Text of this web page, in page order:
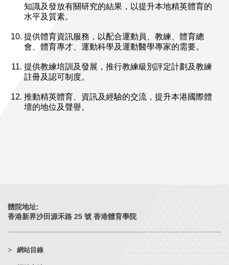
知識及發放有關研究的結果，以提升本地精英體育的
水平及質素。
提供體育資訊服務，以配合運動員、教練、體育總
會、體育專才、運動科學及運動醫學專家的需要。
提供教練培訓及發展，推行教練級別評定計劃及教練
註冊及認可制度。
推動精英體育、資訊及經驗的交流，提升本港國際體
壇的地位及聲譽。
體院地址:
香港新界沙田源禾路 25 號 香港體育學院
網站目錄